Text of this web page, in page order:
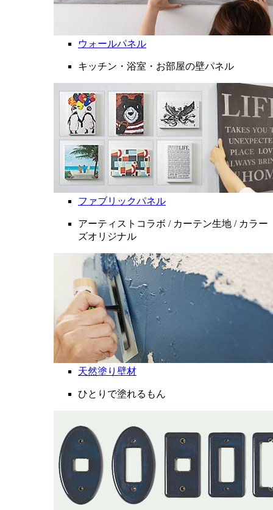
ウォールパネル
キッチン・浴室・お部屋の壁パネル
ファブリックパネル
アーティストコラボ / カーテン生地 / カラー
ズオリジナル
天然塗り壁材
ひとりで塗れるもん